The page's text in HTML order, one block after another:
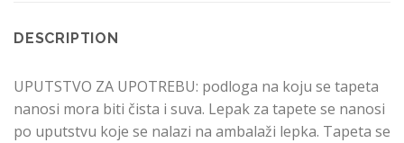
DESCRIPTION
UPUTSTVO ZA UPOTREBU: podloga na koju se tapeta
nanosi mora biti čista i suva. Lepak za tapete se nanosi
po uputstvu koje se nalazi na ambalaži lepka. Tapeta se